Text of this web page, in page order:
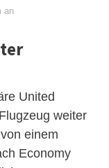
an
United
weiter
einem
Economy